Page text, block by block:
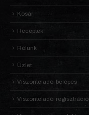
Kosár
Receptek
Rólunk
Üzlet
Viszonteladói belépés
Viszonteladói regisztráció